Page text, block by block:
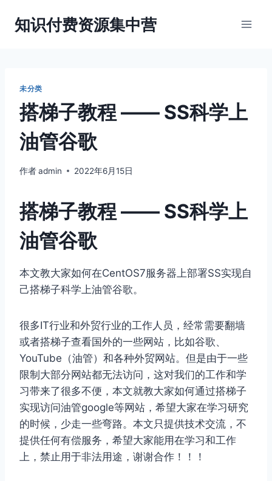
知识付费资源集中营
未分类
搭梯子教程 —— SS科学上
油管谷歌
作者admin 2022年6月15日
搭梯子教程 —— SS科学上
油管谷歌
本文教大家如何在CentOS7服务器上部署SS实现自
己搭梯子科学上油管谷歌。
很多IT行业和外贸行业的工作人员，经常需要翻墙
或者搭梯子查看国外的一些网站，比如谷歌、
YouTube（油管）和各种外贸网站。但是由于一些
限制大部分网站都无法访问，这对我们的工作和学
习带来了很多不便，本文就教大家如何通过搭梯子
实现访问油管google等网站，希望大家在学习研究
的时候，少走一些弯路。本文只提供技术交流，不
提供任何有偿服务，希望大家能用在学习和工作
上，禁止用于非法用途，谢谢合作！！！